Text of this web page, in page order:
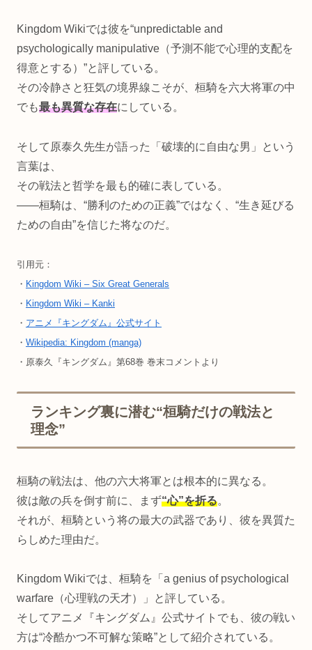
Kingdom Wikiでは彼を“unpredictable and
psychologically manipulative（予測不能で心理的支配を
得意とする）”と評している。
その冷静さと狂気の境界線こそが、桓騎を六大将軍の中
でも最も異質な存在にしている。
そして原泰久先生が語った「破壊的に自由な男」という
言葉は、
その戦法と哲学を最も的確に表している。
――桓騎は、“勝利のための正義”ではなく、“生き延びる
ための自由”を信じた将なのだ。
引用元：
・ Kingdom Wiki – Six Great Generals
・ Kingdom Wiki – Kanki
・ アニメ『キングダム』公式サイト
・ Wikipedia: Kingdom (manga)
・原泰久『キングダム』第68巻 巻末コメントより
ランキング裏に潜む“桓騎だけの戦法と
理念”
桓騎の戦法は、他の六大将軍とは根本的に異なる。
彼は敵の兵を倒す前に、まず“心”を折る。
それが、桓騎という将の最大の武器であり、彼を異質た
らしめた理由だ。
Kingdom Wikiでは、桓騎を「a genius of psychological
warfare（心理戦の天才）」と評している。
そしてアニメ『キングダム』公式サイトでも、彼の戦い
方は“冷酷かつ不可解な策略”として紹介されている。